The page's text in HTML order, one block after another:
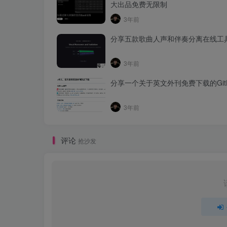
大出品免费无限制
3年前
分享五款歌曲人声和伴奏分离在线工
3年前
分享一个关于英文外刊免费下载的
3年前
评论 抢沙发